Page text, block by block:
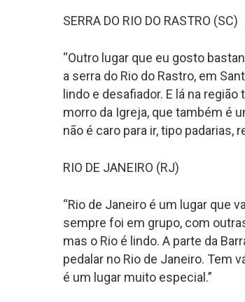
SERRA DO RIO DO RASTRO (SC)
“Outro lugar que eu gosto
a serra do Rio do Rastro, em
lindo e desafiador. E lá na
morro da Igreja, que também é
não é caro para ir, tipo padarias,
RIO DE JANEIRO (RJ)
“Rio de Janeiro é um lugar que
sempre foi em grupo, com
mas o Rio é lindo. A parte da
pedalar no Rio de Janeiro. Tem
é um lugar muito especial.”